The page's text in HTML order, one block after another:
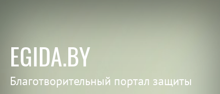
EGIDA.BY
Благотворительный портал защиты